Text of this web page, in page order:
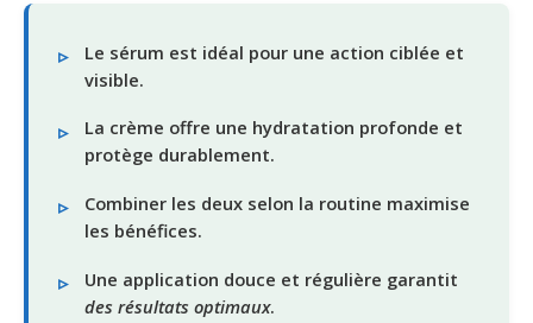
Le sérum est idéal pour une action ciblée et
visible.
La crème offre une hydratation profonde et
protège durablement.
Combiner les deux selon la routine maximise
les bénéfices.
Une application douce et régulière garantit
des résultats optimaux.